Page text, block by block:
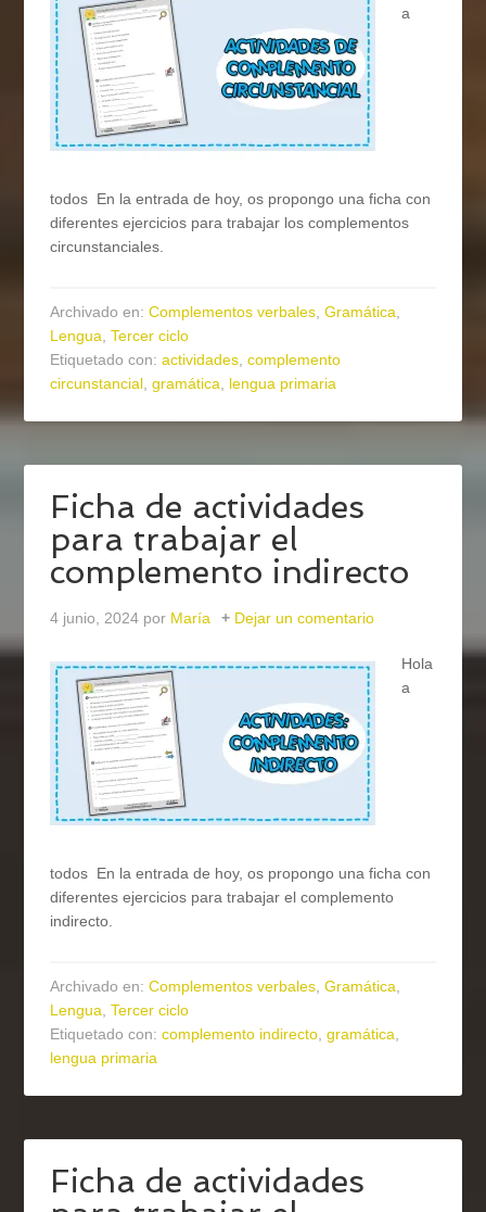
a
todos En la entrada de hoy, os propongo una ficha con
diferentes ejercicios para trabajar los complementos
circunstanciales.
Archivado en:Complementos verbales,Gramática,
Lengua,Tercer ciclo
Etiquetado con:actividades,complemento
circunstancial,gramática, lengua primaria
Ficha de actividades
para trabajar el
complemento indirecto
4 junio, 2024 por María Dejar un comentario
Hola
a
todos En la entrada de hoy, os propongo una ficha con
diferentes ejercicios para trabajar el complemento
indirecto.
Archivado en:Complementos verbales,Gramática,
Lengua,Tercer ciclo
Etiquetado con:complemento indirecto,gramática,
lengua primaria
Ficha de actividades